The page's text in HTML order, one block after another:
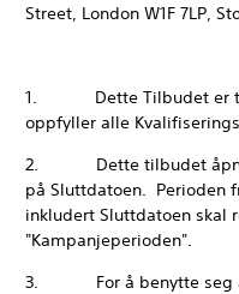
Street, London W1F 7LP,
1. Dette Tilbudet er
oppfyller alle
2. Dette tilbudet åpnes
på Sluttdatoen. Perioden
inkludert Sluttdatoen skal
"Kampanjeperioden".
3. For å benytte seg